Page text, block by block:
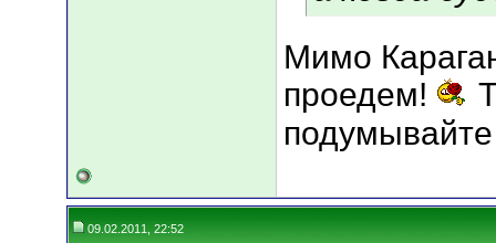
Мимо
проедем!
09.02.2011, 22:52